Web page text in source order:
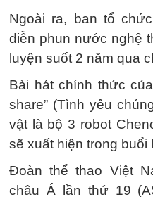
Ngoài ra, ban tổ
diễn phun nước nghệ
luyện suốt 2 năm qua
Bài hát chính thức
share” (Tình yêu
vật là bộ 3 robot
sẽ xuất hiện trong buổi
Đoàn thể thao Việt
châu Á lần thứ 19